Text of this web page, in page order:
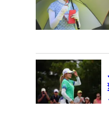
ック」。『出場す
テストが来週ある
ォード大の学生と
待つという。
ジュニア時代から
材。午後10時に迫